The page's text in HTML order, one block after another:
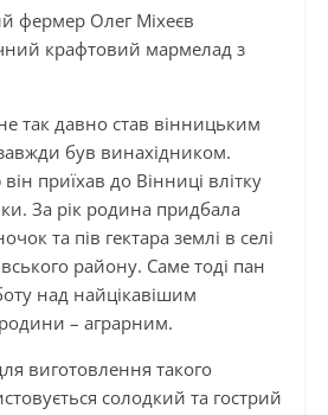
фермер Олег Міхеєв
крафтовий мармелад з
так давно став вінницьким
був винахідником.
приїхав до Вінниці влітку
За рік родина придбала
та пів гектара землі в селі
району. Саме тоді пан
над найцікавішим
– аграрним.
виготовлення такого
солодкий та гострий